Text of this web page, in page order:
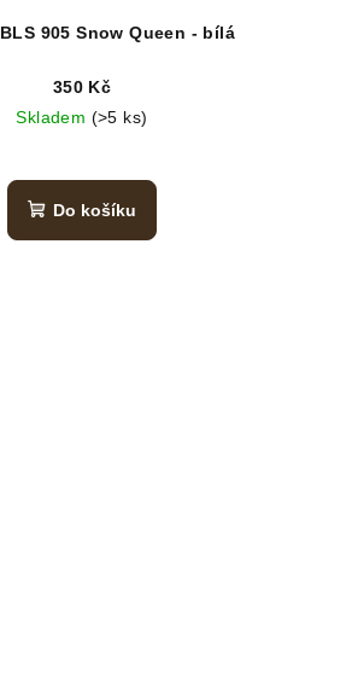
Glazura BLS 905 Snow Queen - bílá
350 Kč
Skladem (>5 ks)
Do košíku